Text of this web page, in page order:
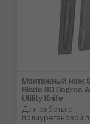
Монтажный нож
Blade 30 Degree
Utility Knife
Для работы с
полиуретановой